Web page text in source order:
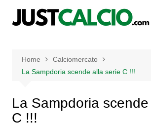
Home
Calciomercato
La Sampdoria scende alla serie C !!!
La Sampdoria
C !!!